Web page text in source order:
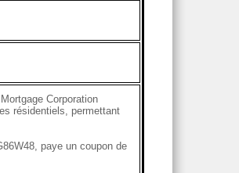
Corporation
résidentiels, permettant
paye un coupon de